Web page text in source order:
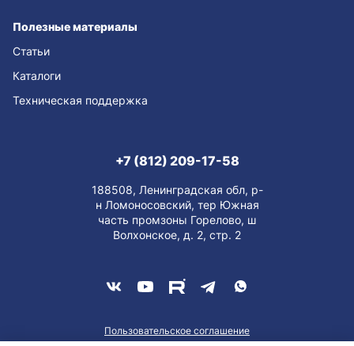
Полезные материалы
Статьи
Каталоги
Техническая поддержка
+7 (812) 209-17-58
188508, Ленинградская обл, р-
н Ломоносовский, тер Южная
часть промзоны Горелово, ш
Волхонское, д. 2, стр. 2
Пользовательское соглашение